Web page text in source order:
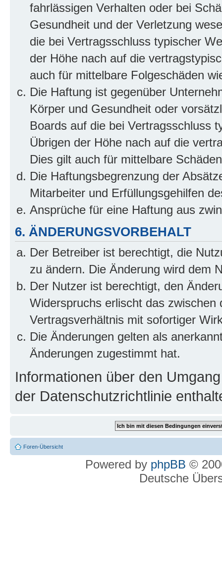
fahrlässigen Verhalten oder bei
Gesundheit und der Verletzung
die bei Vertragsschluss typischer
der Höhe nach auf die
auch für mittelbare Folgeschäden
Die Haftung ist gegenüber
Körper und Gesundheit oder
Boards auf die bei Vertragsschluss
Übrigen der Höhe nach auf die
Dies gilt auch für mittelbare
Die Haftungsbegrenzung der
Mitarbeiter und Erfüllungsgehilfen
Ansprüche für eine Haftung aus
6. ÄNDERUNGSVORBEHALT
Der Betreiber ist berechtigt, die
zu ändern. Die Änderung wird dem
Der Nutzer ist berechtigt, den
Widerspruchs erlischt das
Vertragsverhältnis mit sofortiger
Die Änderungen gelten als
Änderungen zugestimmt hat.
Informationen über den
der Datenschutzrichtlinie
Foren-Übersicht
Powered by phpBB ©
Deutsche